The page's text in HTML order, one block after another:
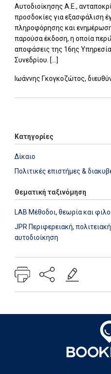
Αυτοδιοίκησης Α.Ε.,
προσδοκίες για εξασφάλιση
πληροφόρησης και
παρούσα έκδοση, η οποία
αποφάσεις της 16ης
Συνεδρίου. [...]
Ιωάννης Γκογκοζώτος,
Κατηγορίες
Δίκαιο
Πολιτικές επιστήμες &
Θεματική ταξινόμηση
LAB Μέθοδοι, θεωρία και
JPR Περιφερειακή,
αυτοδιοίκηση